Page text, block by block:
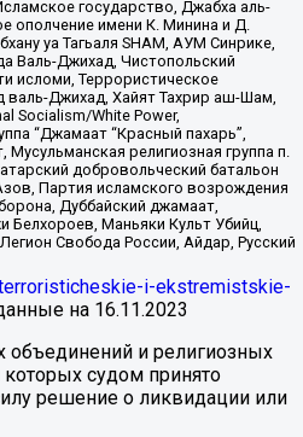
государство, Джабха аль-
ополчение имени К. Минина и Д.
уа Тагьаля SHAM, АУМ Синрике,
Валь-Джихад, Чистопольский
исломи, Террористическое
валь-Джихад, Хайят Тахрир аш-Шам,
Socialism/White Power,
“Джамаат “Красный пахарь”,
религиозная группа п.
добровольческий батальон
Партия исламского возрождения
Дуббайский джамаат,
Белхороев, Маньяки Культ Убийц,
Свобода России, Айдар, Русский
i-ekstremistskie-
на 16.11.2023
и религиозных
судом принято
решение о ликвидации или